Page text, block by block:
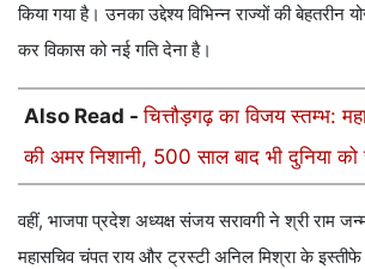
किया गया है। उनका उद्देश्य विभिन्न राज्यों की बेहतरीन
कर विकास को नई गति देना है।
Also Read -चित्तौड़गढ़ का विजय स्तम्भ:
की अमर निशानी, 500 साल बाद भी दुनिया
वहीं, भाजपा प्रदेश अध्यक्ष संजय सरावगी ने श्री राम
महासचिव चंपत राय और ट्रस्टी अनिल मिश्रा के इस्तीफे